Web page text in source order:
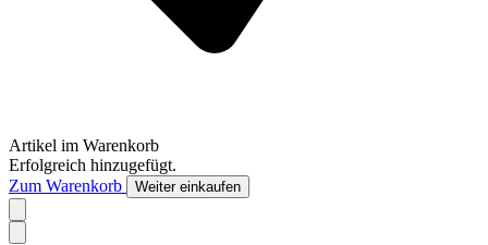
Artikel im Warenkorb
Erfolgreich hinzugefügt.
Zum Warenkorb
Weiter einkaufen